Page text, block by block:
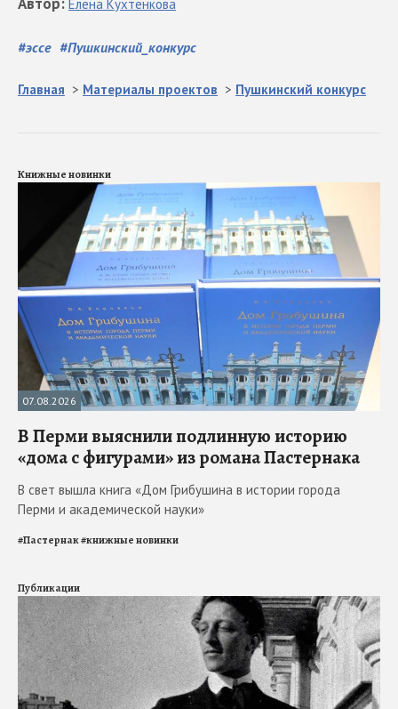
#эссе #Пушкинский_конкурс
Автор: Елена Кухтенкова
Главная > Материалы проектов > Пушкинский конкурс
Книжные новинки
07.08.2026
В Перми выяснили подлинную историю
«дома с фигурами» из романа Пастернака
В свет вышла книга «Дом Грибушина в истории города
Перми и академической науки»
#Пастернак#книжные новинки
Публикации